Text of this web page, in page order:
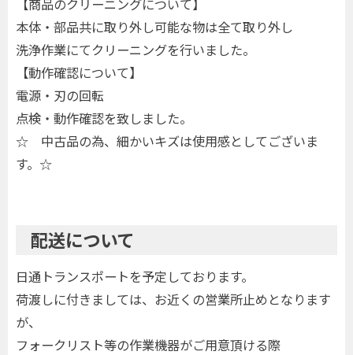
【商品のクリーニングについて】
本体・部品共に取り外し可能な物は全て取り外し
洗浄作業にてクリーニングを行いました。
【動作確認について】
電源・刃の回転
点検・動作確認を致しました。
☆ 中古品の為、細かいキズは使用感としてございま
す。☆
配送について
日通トランスポートを予定しております。
荷渡しに付きましては、お近くの営業所止めとなります
が、
フォークリスト等の作業機器がご用意頂ける際